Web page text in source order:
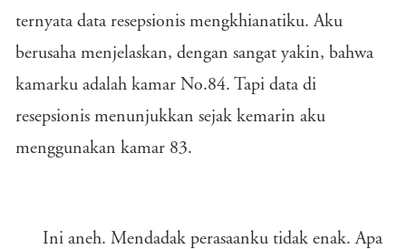
ternyata data resepsionis mengkhianatiku. Aku
berusaha menjelaskan, dengan sangat yakin, bahwa
kamarku adalah kamar No.84. Tapi data di
resepsionis menunjukkan sejak kemarin aku
menggunakan kamar 83.
Ini aneh. Mendadak perasaanku tidak enak. Apa